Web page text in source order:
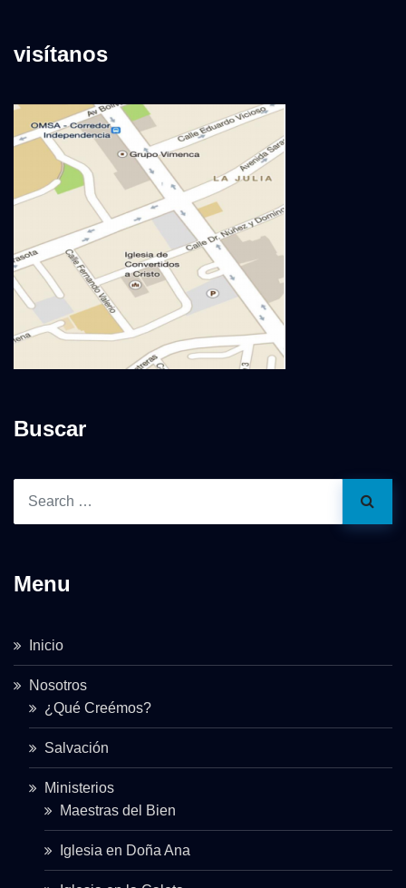
visítanos
Buscar
Menu
Inicio
Nosotros
¿Qué Creémos?
Salvación
Ministerios
Maestras del Bien
Iglesia en Doña Ana